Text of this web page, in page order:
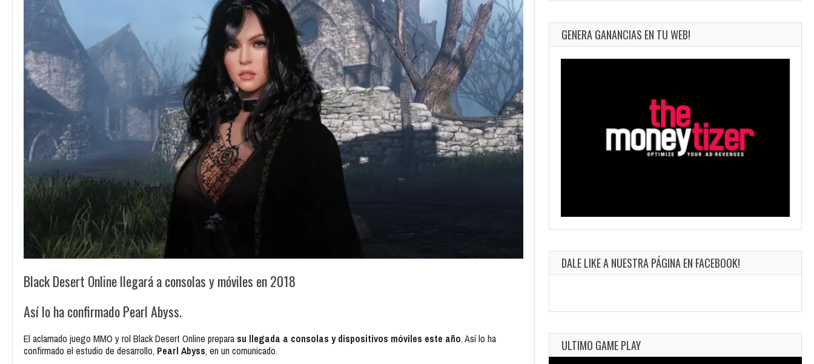
Black Desert Online llegará a consolas y móviles en 2018
Así lo ha confirmado Pearl Abyss.
El aclamado juego MMO y rol Black Desert Online prepara su llegada a consolas y dispositivos móviles este año. Así lo ha
confirmado el estudio de desarrollo, Pearl Abyss, en un comunicado.
GENERA GANANCIAS EN TU WEB!
DALE LIKE A NUESTRA PÁGINA EN FACEBOOK!
ULTIMO GAME PLAY